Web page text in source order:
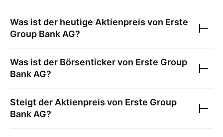
Was ist der heutige Aktienpreis von Erste
Group Bank AG?
Was ist der Börsenticker von Erste Group
Bank AG?
Steigt der Aktienpreis von Erste Group
Bank AG?